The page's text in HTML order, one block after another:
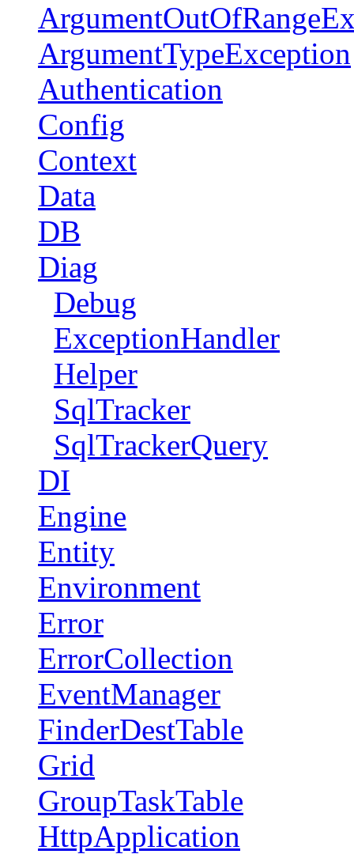
ArgumentTypeException
Authentication
Config
Context
Data
DB
Diag
Debug
ExceptionHandler
Helper
SqlTracker
SqlTrackerQuery
DI
Engine
Entity
Environment
Error
ErrorCollection
EventManager
FinderDestTable
Grid
GroupTaskTable
HttpApplication